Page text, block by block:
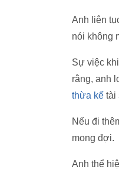
Anh liên
nói không
Sự việc
rằng, anh
thừa kế tài
Nếu đi
mong đợi.
Anh thể